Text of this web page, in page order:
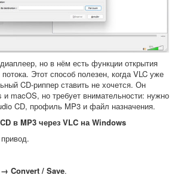
но в нём есть функции открытия
Этот способ полезен, когда VLC уже
CD-риппер ставить не хочется. Он
и macOS, но требует внимательности: нужно
CD, профиль MP3 и файл назначения.
в MP3 через VLC на Windows
Convert / Save.